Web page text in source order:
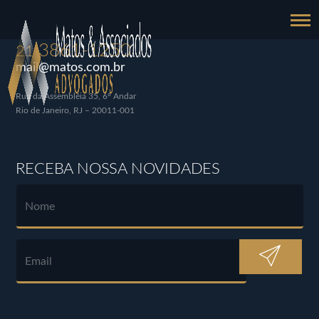
213861-1250
mail@matos.com.br
Rua da Assembléia 35, 6º Andar
Rio de Janeiro, RJ – 20011-001
RECEBA NOSSA NOVIDADES